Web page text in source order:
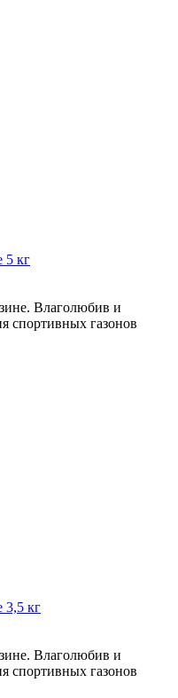
5 кг
Влаголюбив и
спортивных газонов
3,5 кг
Влаголюбив и
спортивных газонов